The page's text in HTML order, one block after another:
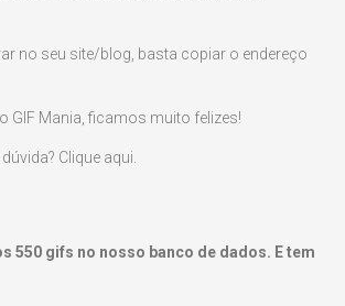
no seu site/blog, basta copiar o endereço
GIF Mania, ficamos muito felizes!
Clique aqui.
550 gifs no nosso banco de dados. E tem